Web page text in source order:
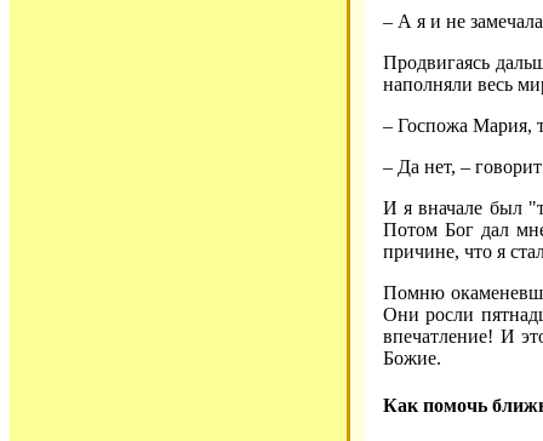
– А я и не
Продвигаясь
наполняли весь
– Госпожа Мария,
– Да нет, –
И я вначале был
Потом Бог дал
причине, что я
Помню
Они росли
впечатление! И
Божие.
Как помочь